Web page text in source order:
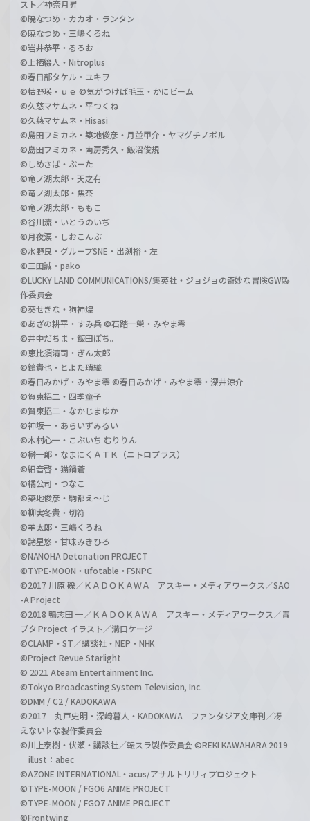
スト／神奈月昇
©暁なつめ・カカオ・ランタン
©暁なつめ・三嶋くろね
©岩井恭平・るろお
©上栖綴人・Nitroplus
©春日部タケル・ユキヲ
©枯野瑛・ｕｅ ©気がつけば毛玉・かにビーム
©久慈マサムネ・平つくね
©久慈マサムネ・Hisasi
©島田フミカネ・築地俊彦・月並甲介・ヤマグチノボル
©島田フミカネ・南房秀久・飯沼俊規
©しめさば・ぶーた
©竜ノ湖太郎・天之有
©竜ノ湖太郎・焦茶
©竜ノ湖太郎・ももこ
©谷川流・いとうのいぢ
©月夜涙・しおこんぶ
©水野良・グループSNE・出渕裕・左
©三田誠・pako
©LUCKY LAND COMMUNICATIONS/集英社・ジョジョの奇妙な冒険GW製
作委員会
©葵せきな・狗神煌
©あざの耕平・すみ兵 ©石踏一榮・みやま零
©井中だちま・飯田ぽち。
©恵比須清司・ぎん太郎
©鏡貴也・とよた瑣織
©春日みかげ・みやま零 ©春日みかげ・みやま零・深井涼介
©賀東招二・四季童子
©賀東招二・なかじまゆか
©神坂一・あらいずみるい
©木村心一・こぶいち むりりん
©榊一郎・なまにくＡＴＫ（ニトロプラス）
©細音啓・猫鍋蒼
©橘公司・つなこ
©築地俊彦・駒都え～じ
©柳実冬貴・切符
©羊太郎・三嶋くろね
©諸星悠・甘味みきひろ
©NANOHA Detonation PROJECT
©TYPE-MOON・ufotable・FSNPC
©2017 川原 礫／ＫＡＤＯＫＡＷＡ アスキー・メディアワークス／SAO
-A Project
©2018 鴨志田 一／ＫＡＤＯＫＡＷＡ アスキー・メディアワークス／青
ブタ Project イラスト／溝口ケージ
©CLAMP・ST／講談社・NEP・NHK
©Project Revue Starlight
© 2021 Ateam Entertainment Inc.
©Tokyo Broadcasting System Television, Inc.
©DMM / C2 / KADOKAWA
©2017 丸戸史明・深崎暮人・KADOKAWA ファンタジア文庫刊／冴
えない♭な製作委員会
©川上泰樹・伏瀬・講談社／転スラ製作委員会 ©REKI KAWAHARA 2019
illust：abec
©AZONE INTERNATIONAL・acus/アサルトリリィプロジェクト
©TYPE-MOON / FGO6 ANIME PROJECT
©TYPE-MOON / FGO7 ANIME PROJECT
©Frontwing